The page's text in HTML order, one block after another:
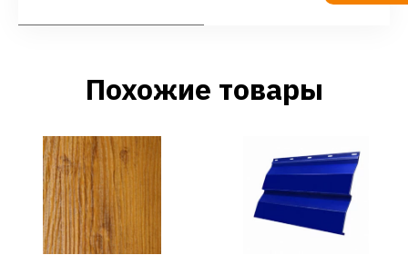
Похожие товары